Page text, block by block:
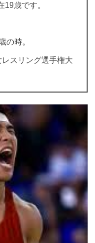
歳です。
の時。
スリング選手権大